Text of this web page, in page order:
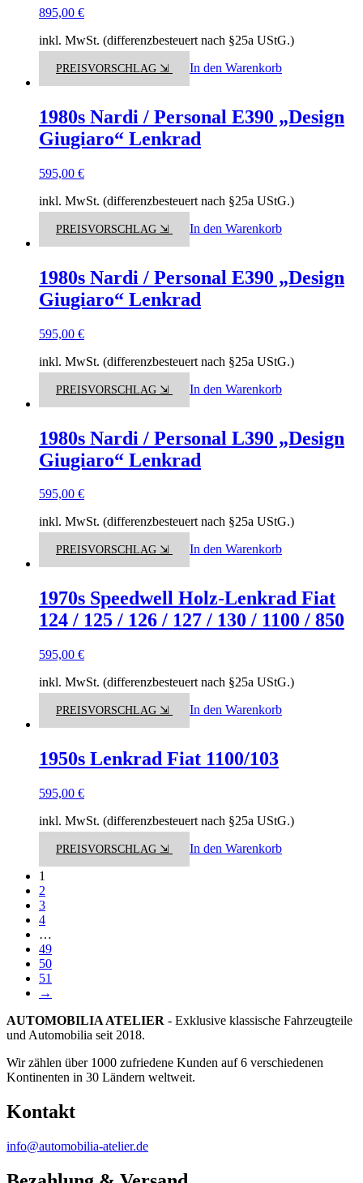
895,00 €
inkl. MwSt. (differenzbesteuert nach §25a UStG.)
PREISVORSCHLAG ⇲ In den Warenkorb
1980s Nardi / Personal E390 „Design
Giugiaro“ Lenkrad
595,00 €
inkl. MwSt. (differenzbesteuert nach §25a UStG.)
PREISVORSCHLAG ⇲ In den Warenkorb
1980s Nardi / Personal E390 „Design
Giugiaro“ Lenkrad
595,00 €
inkl. MwSt. (differenzbesteuert nach §25a UStG.)
PREISVORSCHLAG ⇲ In den Warenkorb
1980s Nardi / Personal L390 „Design
Giugiaro“ Lenkrad
595,00 €
inkl. MwSt. (differenzbesteuert nach §25a UStG.)
PREISVORSCHLAG ⇲ In den Warenkorb
1970s Speedwell Holz-Lenkrad Fiat
124 / 125 / 126 / 127 / 130 / 1100 / 850
595,00 €
inkl. MwSt. (differenzbesteuert nach §25a UStG.)
PREISVORSCHLAG ⇲ In den Warenkorb
1950s Lenkrad Fiat 1100/103
595,00 €
inkl. MwSt. (differenzbesteuert nach §25a UStG.)
PREISVORSCHLAG ⇲
In den Warenkorb
1
2
3
4
…
49
50
51
→
AUTOMOBILIA ATELIER - Exklusive klassische Fahrzeugteile
und Automobilia seit 2018.
Wir zählen über 1000 zufriedene Kunden auf 6 verschiedenen
Kontinenten in 30 Ländern weltweit.
Kontakt
info@automobilia-atelier.de